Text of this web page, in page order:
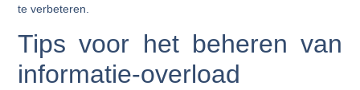
te verbeteren.
Tips voor het beheren van
informatie-overload